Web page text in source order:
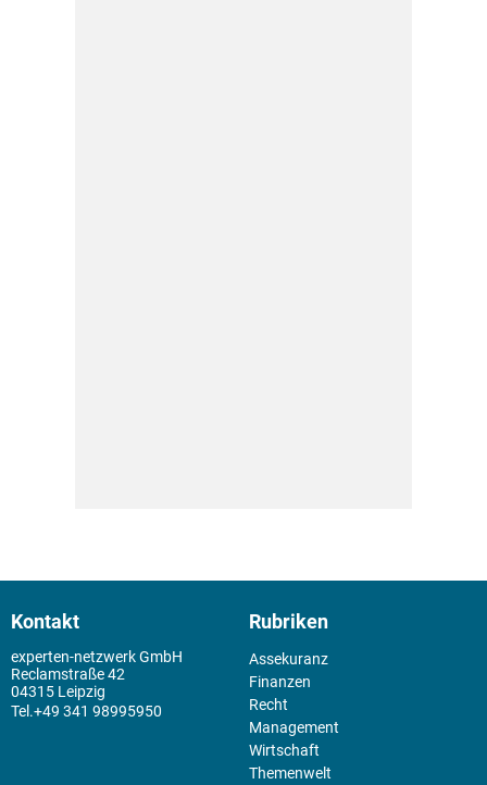
Kontakt
experten-netzwerk GmbH
Reclamstraße 42
04315 Leipzig
+49 341 98995950
Rubriken
Assekuranz
Finanzen
Recht
Management
Wirtschaft
Themenwelt